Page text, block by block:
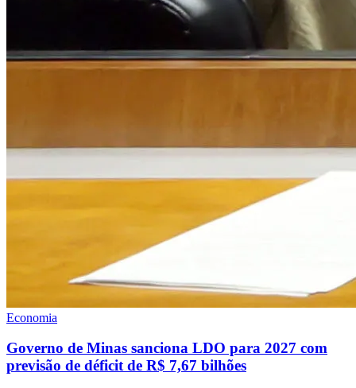
Economia
Governo de Minas sanciona LDO para 2027 com
previsão de déficit de R$ 7,67 bilhões